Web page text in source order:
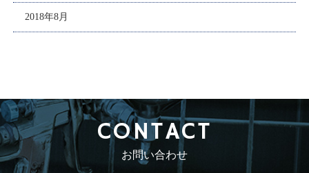
2018年8月
CONTACT
お問い合わせ